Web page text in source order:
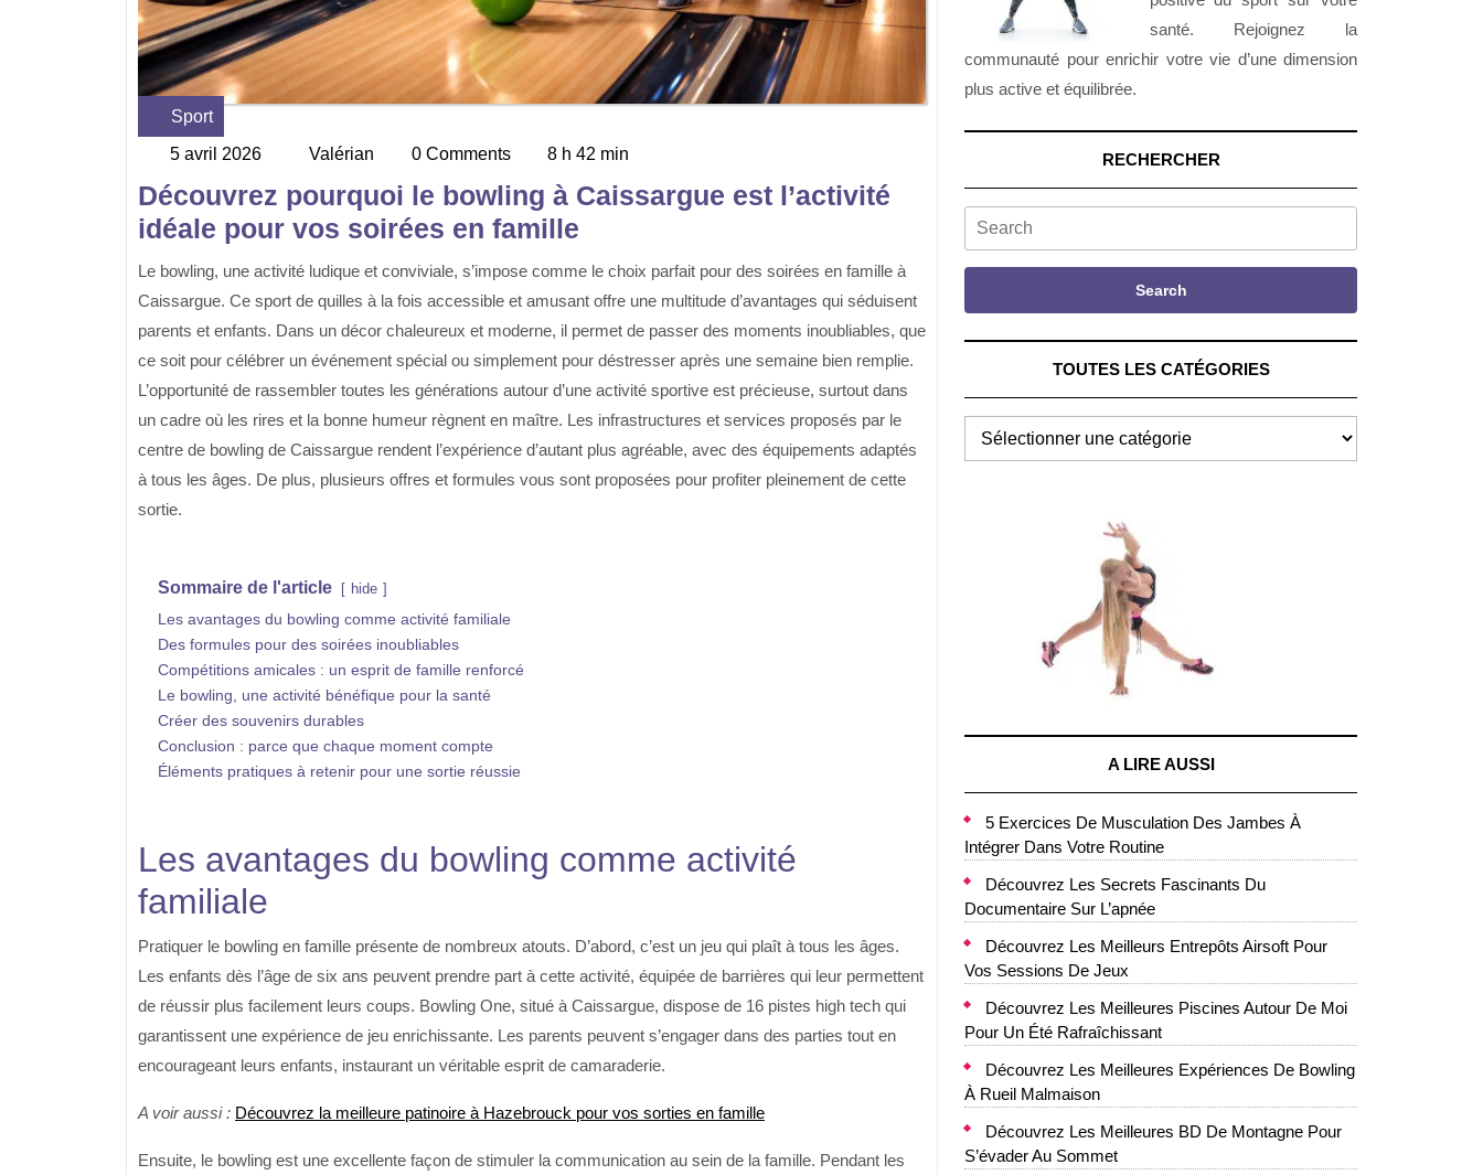
Sport
Category
5 avril 2026
2026
Valérian Valérian
0 Comments 8 h 42 min
Découvrez pourquoi le bowling à Caissargue est l’activité
idéale pour vos soirées en famille
Le bowling, une activité ludique et conviviale, s’impose comme le choix parfait pour des soirées en famille à
Caissargue. Ce sport de quilles à la fois accessible et amusant offre une multitude d’avantages qui séduisent
parents et enfants. Dans un décor chaleureux et moderne, il permet de passer des moments inoubliables, que
ce soit pour célébrer un événement spécial ou simplement pour déstresser après une semaine bien remplie.
L’opportunité de rassembler toutes les générations autour d’une activité sportive est précieuse, surtout dans
un cadre où les rires et la bonne humeur règnent en maître. Les infrastructures et services proposés par le
centre de bowling de Caissargue rendent l’expérience d’autant plus agréable, avec des équipements adaptés
à tous les âges. De plus, plusieurs offres et formules vous sont proposées pour profiter pleinement de cette
sortie.
Sommaire de l'article hide
Les avantages du bowling comme activité familiale
Des formules pour des soirées inoubliables
Compétitions amicales : un esprit de famille renforcé
Le bowling, une activité bénéfique pour la santé
Créer des souvenirs durables
Conclusion : parce que chaque moment compte
Éléments pratiques à retenir pour une sortie réussie
Les avantages du bowling comme activité
familiale
Pratiquer le bowling en famille présente de nombreux atouts. D’abord, c’est un jeu qui plaît à tous les âges.
Les enfants dès l’âge de six ans peuvent prendre part à cette activité, équipée de barrières qui leur permettent
de réussir plus facilement leurs coups. Bowling One, situé à Caissargue, dispose de 16 pistes high tech qui
garantissent une expérience de jeu enrichissante. Les parents peuvent s’engager dans des parties tout en
encourageant leurs enfants, instaurant un véritable esprit de camaraderie.
A voir aussi : Découvrez la meilleure patinoire à Hazebrouck pour vos sorties en famille
Ensuite, le bowling est une excellente façon de stimuler la communication au sein de la famille. Pendant les
santé. Rejoignez la
communauté pour enrichir votre vie d’une dimension
plus active et équilibrée.
RECHERCHER
Search
Search
TOUTES LES CATÉGORIES
TOUTES
A LIRE AUSSI
5 Exercices De Musculation Des Jambes À
Intégrer Dans Votre Routine
Découvrez Les Secrets Fascinants Du
Documentaire Sur L’apnée
Découvrez Les Meilleurs Entrepôts Airsoft Pour
Vos Sessions De Jeux
Découvrez Les Meilleures Piscines Autour De Moi
Pour Un Été Rafraîchissant
Découvrez Les Meilleures Expériences De Bowling
À Rueil Malmaison
Découvrez Les Meilleures BD De Montagne Pour
S’évader Au Sommet